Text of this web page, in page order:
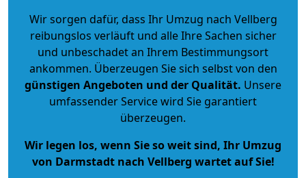
Wir sorgen dafür, dass Ihr Umzug nach Vellberg
reibungslos verläuft und alle Ihre Sachen sicher
und unbeschadet an Ihrem Bestimmungsort
ankommen. Überzeugen Sie sich selbst von den
günstigen Angeboten und der Qualität. Unsere
umfassender Service wird Sie garantiert
überzeugen.
Wir legen los, wenn Sie so weit sind, Ihr Umzug
von Darmstadt nach Vellberg wartet auf Sie!